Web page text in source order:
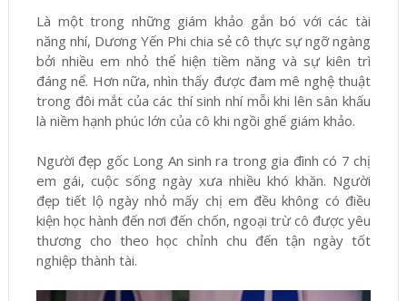
Là một trong những giám khảo gắn bó với các tài
năng nhí, Dương Yến Phi chia sẻ cô thực sự ngỡ ngàng
bởi nhiều em nhỏ thể hiện tiềm năng và sự kiên trì
đáng nể. Hơn nữa, nhìn thấy được đam mê nghệ thuật
trong đôi mắt của các thí sinh nhí mỗi khi lên sân khấu
là niềm hạnh phúc lớn của cô khi ngồi ghế giám khảo.
Người đẹp gốc Long An sinh ra trong gia đình có 7 chị
em gái, cuộc sống ngày xưa nhiều khó khăn. Người
đẹp tiết lộ ngày nhỏ mấy chị em đều không có điều
kiện học hành đến nơi đến chốn, ngoại trừ cô được yêu
thương cho theo học chỉnh chu đến tận ngày tốt
nghiệp thành tài.